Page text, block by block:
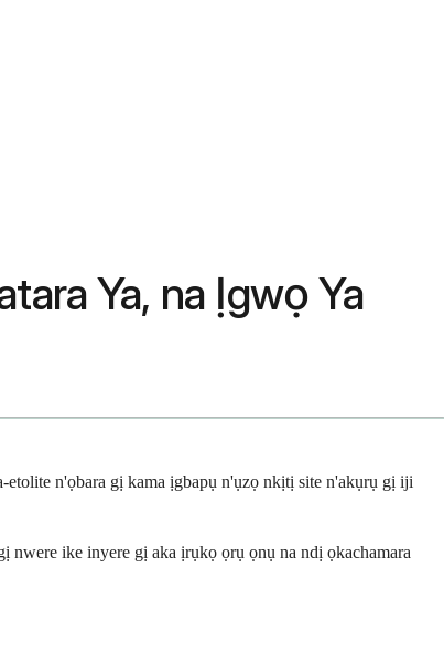
Ya, na Ịgwọ Ya
n'ọbara gị kama ịgbapụ n'ụzọ nkịtị site n'akụrụ gị iji
nwere ike inyere gị aka ịrụkọ ọrụ ọnụ na ndị ọkachamara